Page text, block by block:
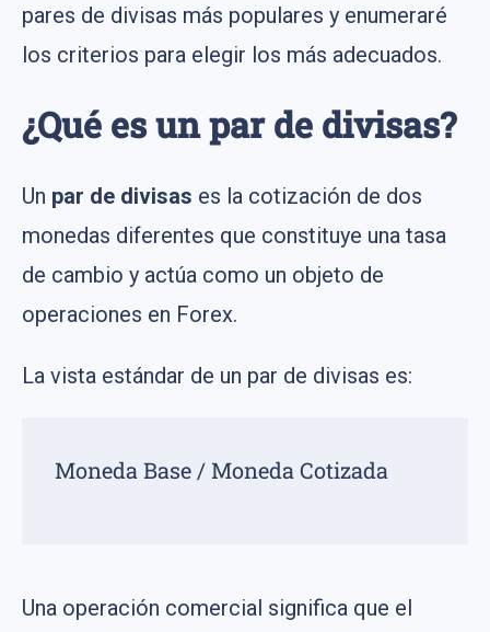
pares de divisas más populares y enumeraré
los criterios para elegir los más adecuados.
¿Qué es un par de divisas?
Un par de divisas es la cotización de dos
monedas diferentes que constituye una tasa
de cambio y actúa como un objeto de
operaciones en Forex.
La vista estándar de un par de divisas es:
Moneda Base / Moneda Cotizada
Una operación comercial significa que el